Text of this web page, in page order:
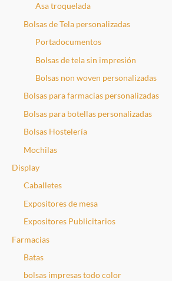
Asa troquelada
Bolsas de Tela personalizadas
Portadocumentos
Bolsas de tela sin impresión
Bolsas non woven personalizadas
Bolsas para farmacias personalizadas
Bolsas para botellas personalizadas
Bolsas Hostelería
Mochilas
Display
Caballetes
Expositores de mesa
Expositores Publicitarios
Farmacias
Batas
bolsas impresas todo color